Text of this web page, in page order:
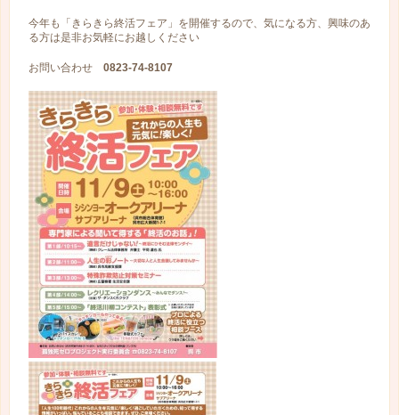
今年も「きらきら終活フェア」を開催するので、気になる方、興味のあ
る方は是非お気軽にお越しください
お問い合わせ0823-74-8107